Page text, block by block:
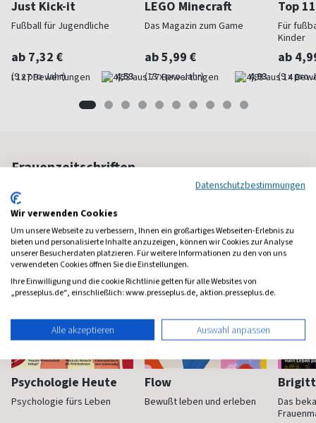
Just Kick-it
Fußball für Jugendliche
ab 7,32 €
(9 x pro Jahr) 4,53
LEGO Minecraft
Das Magazin zum Game
ab 5,99 €
(13 x pro Jahr) 4,93
Top 11
Für
Kinder
ab
(9 x pro
Frauenzeitschriften
Psychologie Heute
Psychologie fürs Leben
Flow
Bewußt leben und erleben
Das
Datenschutzbestimmungen
Wir verwenden Cookies
Um unsere Webseite zu verbessern, Ihnen ein großartiges Webseiten-Erlebnis zu
bieten und personalisierte Inhalte anzuzeigen, können wir Cookies zur Analyse
unserer Besucherdaten platzieren. Für weitere Informationen zu den von uns
verwendeten Cookies öffnen Sie die Einstellungen.
Ihre Einwilligung und die cookie Richtlinie gelten für alle Websites von
„presseplus.de“, einschließlich: www.presseplus.de, aktion.presseplus.de.
Alle akzeptieren Auswahl anpassen